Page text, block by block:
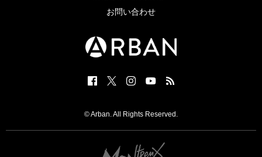
お問い合わせ
© Arban. All Rights Reserved.